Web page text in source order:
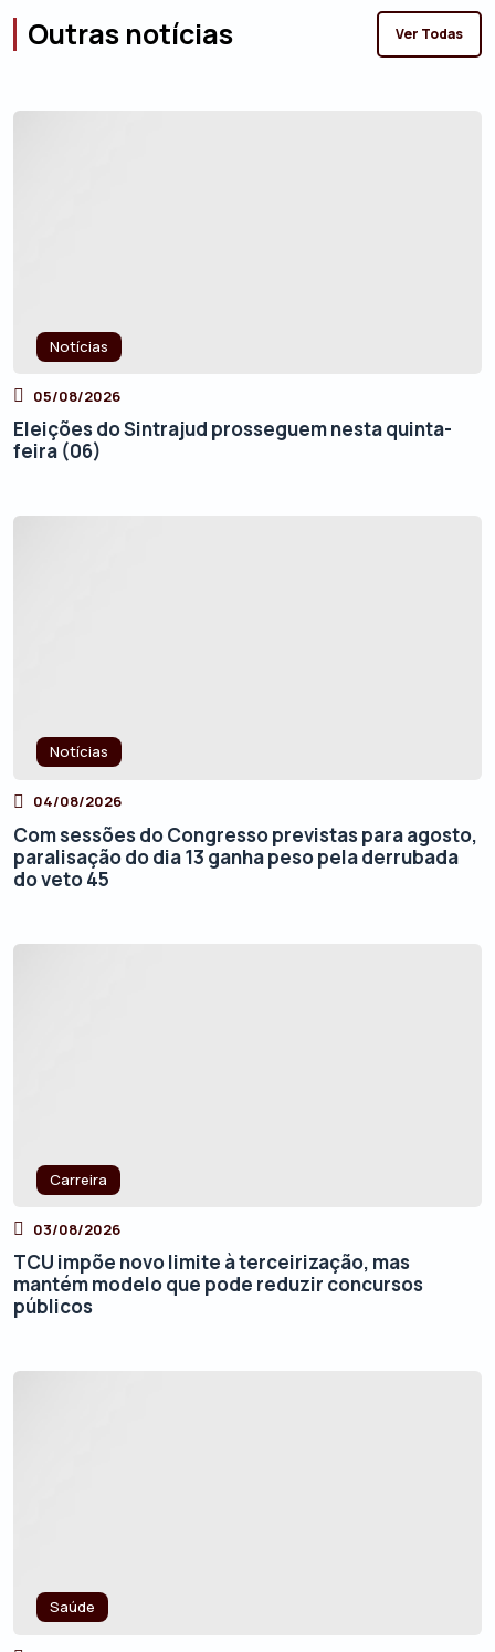
Outras notícias Ver Todas
Notícias
05/08/2026
Eleições do Sintrajud prosseguem nesta quinta-
feira (06)
Notícias
04/08/2026
Com sessões do Congresso previstas para agosto,
paralisação do dia 13 ganha peso pela derrubada
do veto 45
Carreira
03/08/2026
TCU impõe novo limite à terceirização, mas
mantém modelo que pode reduzir concursos
públicos
Saúde